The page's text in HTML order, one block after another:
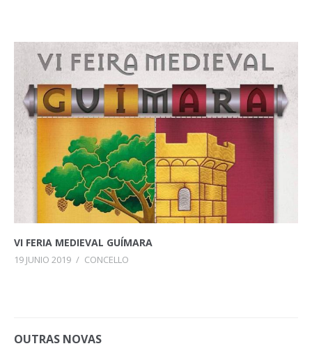
VI FERIA MEDIEVAL GUÍMARA
19 JUNIO 2019 / CONCELLO
OUTRAS NOVAS